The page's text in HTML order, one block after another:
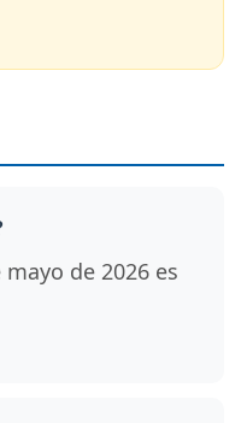
de 2026 es